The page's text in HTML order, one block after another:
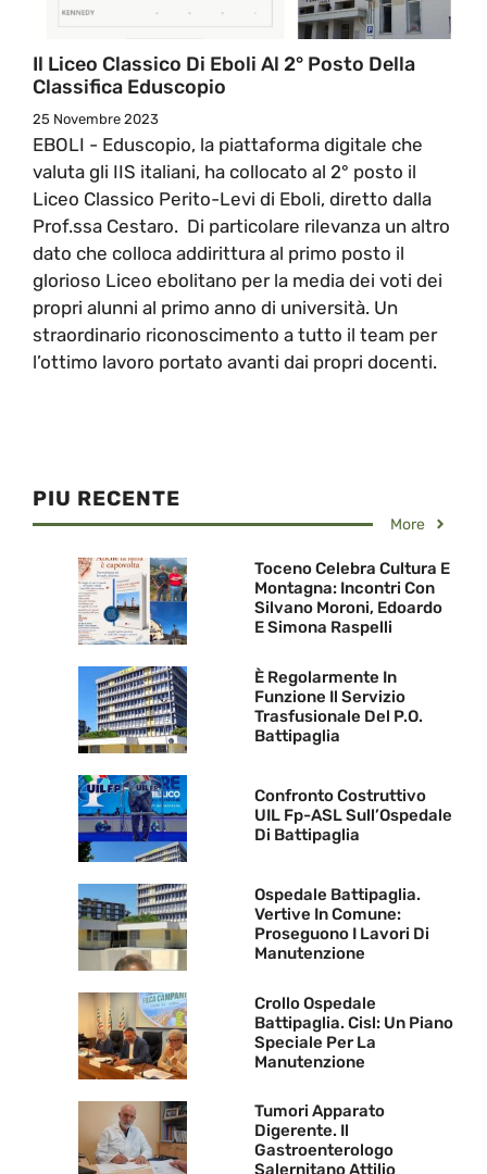
Il Liceo Classico Di Eboli Al 2° Posto Della
Classifica Eduscopio
25 Novembre 2023
EBOLI - Eduscopio, la piattaforma digitale che
valuta gli IIS italiani, ha collocato al 2° posto il
Liceo Classico Perito-Levi di Eboli, diretto dalla
Prof.ssa Cestaro. Di particolare rilevanza un altro
dato che colloca addirittura al primo posto il
glorioso Liceo ebolitano per la media dei voti dei
propri alunni al primo anno di università. Un
straordinario riconoscimento a tutto il team per
l’ottimo lavoro portato avanti dai propri docenti.
PIU RECENTE
More
Toceno Celebra Cultura E
Montagna: Incontri Con
Silvano Moroni, Edoardo
E Simona Raspelli
È Regolarmente In
Funzione Il Servizio
Trasfusionale Del P.O.
Battipaglia
Confronto Costruttivo
UIL Fp-ASL Sull’Ospedale
Di Battipaglia
Ospedale Battipaglia.
Vertive In Comune:
Proseguono I Lavori Di
Manutenzione
Crollo Ospedale
Battipaglia. Cisl: Un Piano
Speciale Per La
Manutenzione
Tumori Apparato
Digerente. Il
Gastroenterologo
Salernitano Attilio